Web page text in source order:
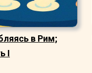
в Рим;
I